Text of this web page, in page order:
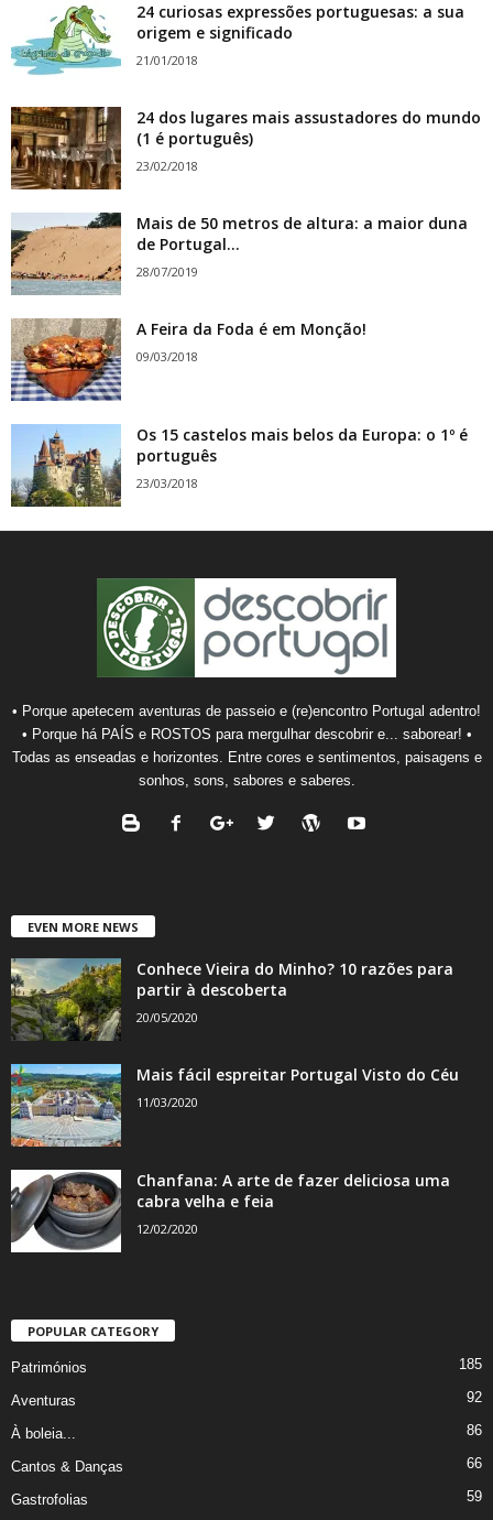
24 curiosas expressões portuguesas: a sua
origem e significado
21/01/2018
24 dos lugares mais assustadores do mundo
(1 é português)
23/02/2018
Mais de 50 metros de altura: a maior duna
de Portugal...
28/07/2019
A Feira da Foda é em Monção!
09/03/2018
Os 15 castelos mais belos da Europa: o 1º é
português
23/03/2018
• Porque apetecem aventuras de passeio e (re)encontro Portugal adentro!
• Porque há PAÍS e ROSTOS para mergulhar descobrir e... saborear! •
Todas as enseadas e horizontes. Entre cores e sentimentos, paisagens e
sonhos, sons, sabores e saberes.
EVEN MORE NEWS
Conhece Vieira do Minho? 10 razões para
partir à descoberta
20/05/2020
Mais fácil espreitar Portugal Visto do Céu
11/03/2020
Chanfana: A arte de fazer deliciosa uma
cabra velha e feia
12/02/2020
POPULAR CATEGORY
Patrimónios 185
Aventuras 92
À boleia... 86
Cantos & Danças 66
Gastrofolias 59